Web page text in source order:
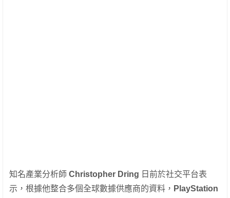
知名產業分析師 Christopher Dring 日前於社交平台表
示，根據他整合多個全球數據供應商的資料， PlayStation